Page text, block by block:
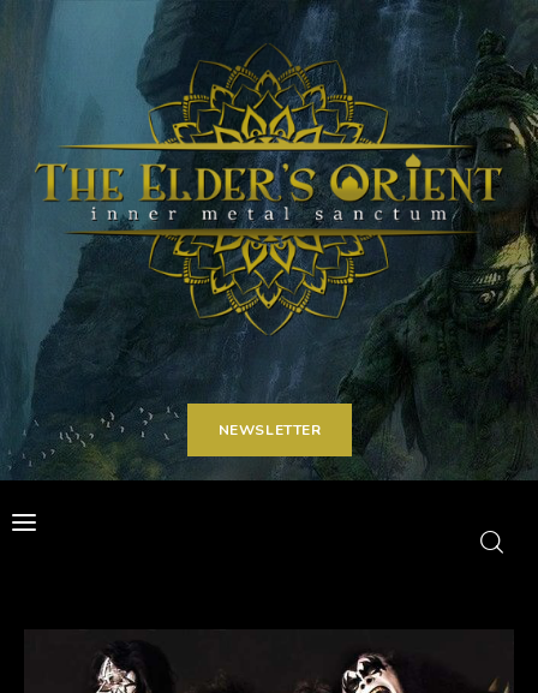
NEWSLETTER
Home
Articoli
Carriere
Spot on
Contatti